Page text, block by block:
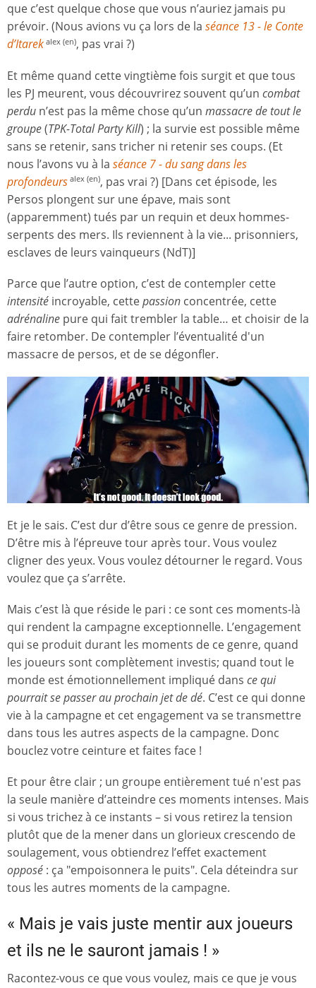
que c’est quelque chose que vous n’auriez jamais pu
prévoir. (Nous avions vu ça lors de la séance 13 - le Conte
d’Itarek alex (en), pas vrai ?)
Et même quand cette vingtième fois surgit et que tous
les PJ meurent, vous découvrirez souvent qu’un combat
perdu n’est pas la même chose qu’un massacre de tout le
groupe(TPK-Total Party Kill) ; la survie est possible même
sans se retenir, sans tricher ni retenir ses coups. (Et
nous l’avons vu à la séance 7 - du sang dans les
profondeurs alex (en), pas vrai ?) [Dans cet épisode, les
Persos plongent sur une épave, mais sont
(apparemment) tués par un requin et deux hommes-
serpents des mers. Ils reviennent à la vie... prisonniers,
esclaves de leurs vainqueurs (NdT)]
Parce que l’autre option, c’est de contempler cette
intensité incroyable, cettepassion concentrée, cette
adrénaline pure qui fait trembler la table… et choisir de la
faire retomber. De contempler l’éventualité d'un
massacre de persos, et de se dégonfler.
Et je le sais. C’est dur d’être sous ce genre de pression.
D’être mis à l’épreuve tour après tour. Vous voulez
cligner des yeux. Vous voulez détourner le regard. Vous
voulez que ça s’arrête.
Mais c’est là que réside le pari : ce sont ces moments-là
qui rendent la campagne exceptionnelle. L’engagement
qui se produit durant les moments de ce genre, quand
les joueurs sont complètement investis; quand tout le
monde est émotionnellement impliqué dans ce qui
pourrait se passer au prochain jet de dé. C’est ce qui donne
vie à la campagne et cet engagement va se transmettre
dans tous les autres aspects de la campagne. Donc
bouclez votre ceinture et faites face !
Et pour être clair ; un groupe entièrement tué n'est pas
la seule manière d’atteindre ces moments intenses. Mais
si vous trichez à ce instants – si vous retirez la tension
plutôt que de la mener dans un glorieux crescendo de
soulagement, vous obtiendrez l’effet exactement
opposé : ça "empoisonnera le puits". Cela déteindra sur
tous les autres moments de la campagne.
« Mais je vais juste mentir aux joueurs
et ils ne le sauront jamais ! »
Racontez-vous ce que vous voulez, mais ce que je vous